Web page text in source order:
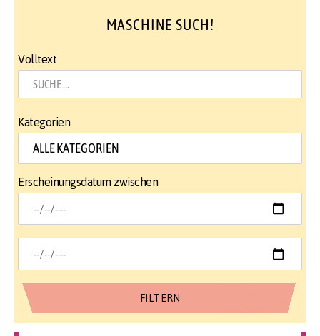
MASCHINE SUCH!
Volltext
Kategorien
Erscheinungsdatum zwischen